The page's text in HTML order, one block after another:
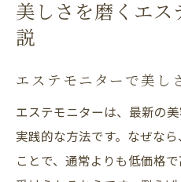
美しさを磨くエス
説
エステモニターで美し
エステモニターは、最新の
実践的な方法です。なぜな
ことで、通常よりも低価格